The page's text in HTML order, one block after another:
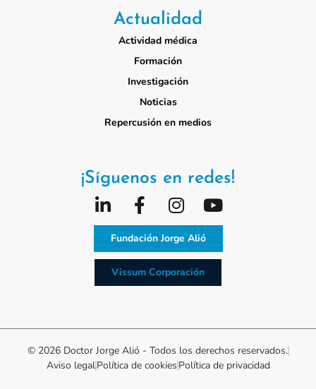
Actualidad
Actividad médica
Formación
Investigación
Noticias
Repercusión en medios
¡Síguenos en redes!
Fundación Jorge Alió
Vissum Corporación
© 2026 Doctor Jorge Alió - Todos los derechos reservados.
Aviso legalPolítica de cookies Política de privacidad